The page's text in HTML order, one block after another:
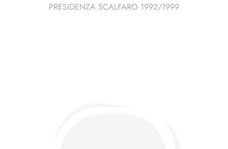
PRESIDENZA SCALFARO 1992/1999